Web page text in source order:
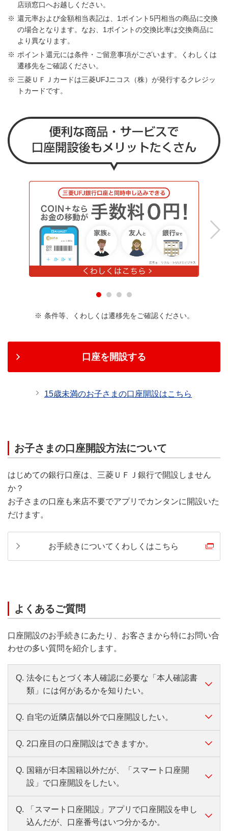
店頭窓口へお越しください。
還元率および金額相当表記は、1ポイント5円相当の商品に交換
の場合となります。なお、1ポイントの交換比率は交換商品に
より異なります。
ポイント還元には条件・ご留意事項がございます。くわしくは
遷移先をご確認ください。
三菱ＵＦＪカードは三菱UFJニコス（株）が発行するクレジッ
トカードです。
条件等、くわしくは遷移先をご確認ください。
口座を開設する
15歳未満のお子さまの口座開設はこちら
お子さまの口座開設方法について
はじめての銀行口座は、三菱ＵＦＪ銀行で開設しません
か？
お子さまの口座も来店不要でアプリでカンタンに開設いた
だけます。
お手続きについてくわしくはこちら
よくあるご質問
口座開設のお手続きにあたり、お客さまから特にお問い合
わせの多い質問を紹介します。
Q. 法令にもとづく本人確認に必要な「本人確認書
類」には何があるかを知りたい。
A. 本人確認の際にご提示いただく書類は、法令によ
り以下のものが定められています。
本人確認書類について、くわしくはこちら
Q. 自宅の近隣店舗以外で口座開設したい。
A. ご自宅の近隣店舗以外に、お勤め先の近隣店舗、
お勤め先から指定の店舗で口座開設ができます。
上記以外の店舗をご希望の場合は、理由をお伺い
し、口座開設をお断りする場合があります。
「スマート口座開設」アプリでは、口座開設時の
お手続きで全店から店舗を選択できますが、口座
Q. 2口座目の口座開設はできますか。
A. すでに普通預金口座をお持ちの方は、原則「スマ
ート口座開設」アプリをご利用いただけません。
勤務先からお勤め先コードを案内されている場合を除
く。
定期預金・一般財形・社員総合口座等の普通預金以外
の口座のみお持ちの場合、スマート口座開設での受付
Q. 国籍が日本国籍以外だが、「スマート口座開
設」で口座開設をしたい。
A.
日本国籍以外の方または二重国籍の方は、窓口で
の取引確認が必要なため、「スマート口座開設」
Q.
「スマート口座開設」アプリで口座開設を申し
込んだが、口座番号はいつ分かるか。